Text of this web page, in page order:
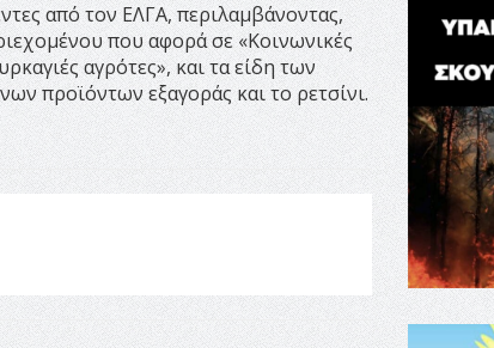
από τον ΕΛΓΑ, περιλαμβάνοντας,
που αφορά σε «Κοινωνικές
αγρότες», και τα είδη των
προϊόντων εξαγοράς και το ρετσίνι.